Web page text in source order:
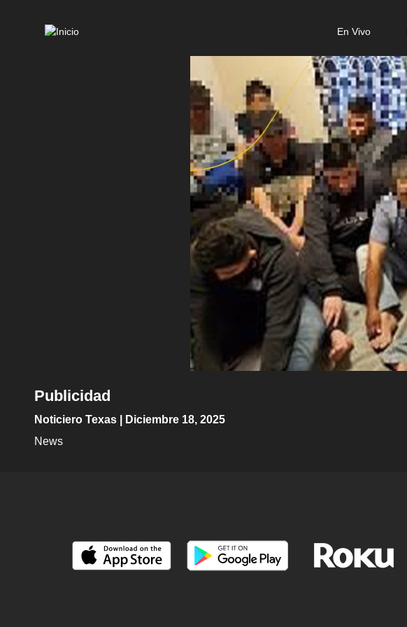
En Vivo
Publicidad
Noticiero Texas | Diciembre 18, 2025
News